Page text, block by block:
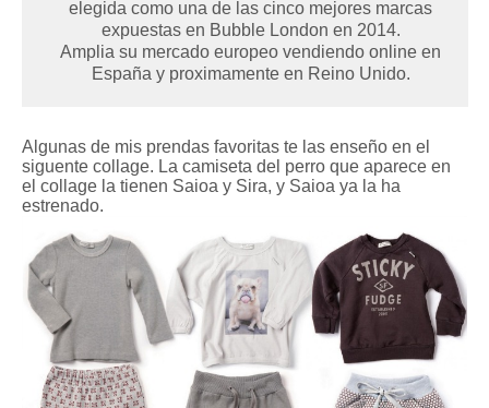
elegida como una de las cinco mejores marcas
expuestas en Bubble London en 2014.
Amplia su mercado europeo vendiendo online en
España y proximamente en Reino Unido.
Algunas de mis prendas favoritas te las enseño en el
siguente collage. La camiseta del perro que aparece en
el collage la tienen Saioa y Sira, y Saioa ya la ha
estrenado.